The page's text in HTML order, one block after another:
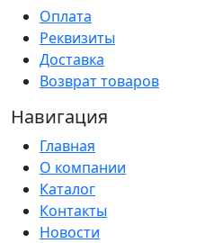
Оплата
Реквизиты
Доставка
Возврат товаров
Навигация
Главная
О компании
Каталог
Контакты
Новости